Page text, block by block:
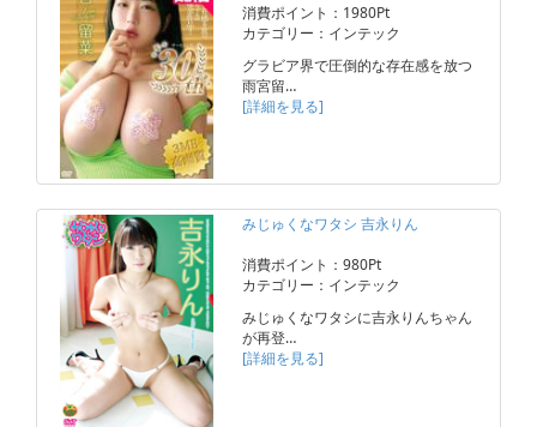
消費ポイント：1980Pt
カテゴリー：インテック
グラビア界で圧倒的な存在感を放つ
雨宮留…
[詳細を見る]
みじゅくなワタシ 吉永りん
消費ポイント：980Pt
カテゴリー：インテック
みじゅくなワタシに吉永りんちゃん
が再登…
[詳細を見る]